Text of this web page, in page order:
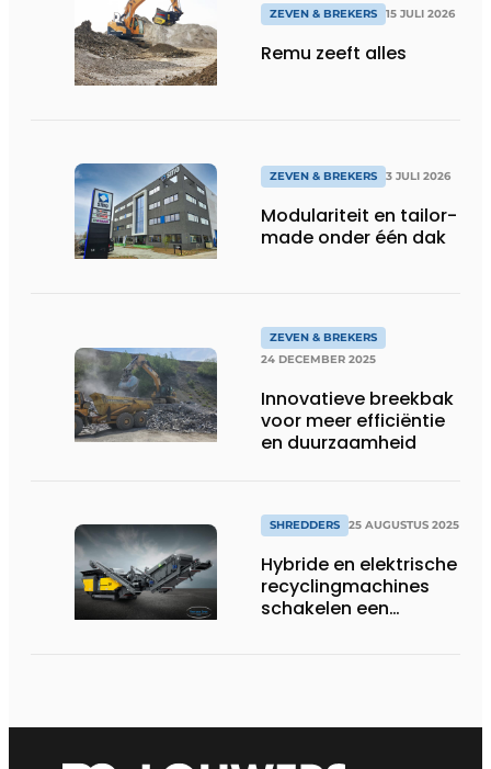
ZEVEN & BREKERS 15 JULI 2026
Remu zeeft alles
ZEVEN & BREKERS 3 JULI 2026
Modulariteit en tailor-
made onder één dak
ZEVEN & BREKERS
24 DECEMBER 2025
Innovatieve breekbak
voor meer efficiëntie
en duurzaamheid
SHREDDERS 25 AUGUSTUS 2025
Hybride en elektrische
recyclingmachines
schakelen een